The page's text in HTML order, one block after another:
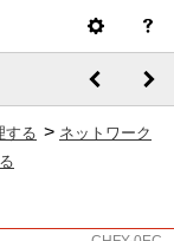
する > ネットワーク